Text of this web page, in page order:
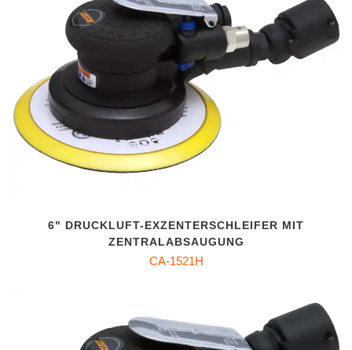
6" DRUCKLUFT-EXZENTERSCHLEIFER MIT
ZENTRALABSAUGUNG
CA-1521H